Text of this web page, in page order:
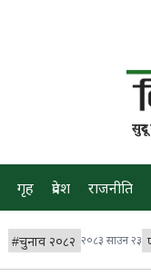
गृह प्रदेश राजनीति
#चुनाव २०८२ २०८३ साउन २३